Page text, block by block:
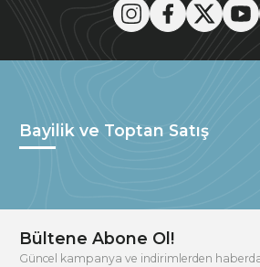
Bayilik ve Toptan Satış
Bültene Abone Ol!
Güncel kampanya ve indirimlerden